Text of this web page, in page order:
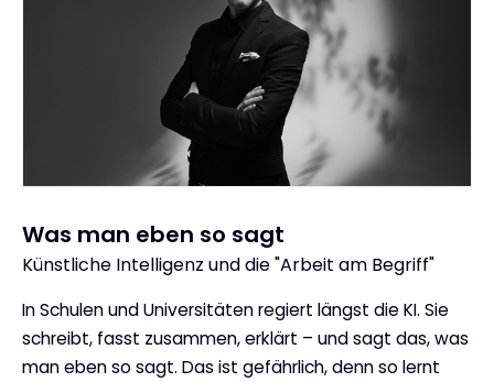
Was man eben so sagt
:
Künstliche Intelligenz und die "Arbeit am Begriff"
In Schulen und Universitäten regiert längst die KI. Sie
schreibt, fasst zusammen, erklärt – und sagt das, was
man eben so sagt. Das ist gefährlich, denn so lernt